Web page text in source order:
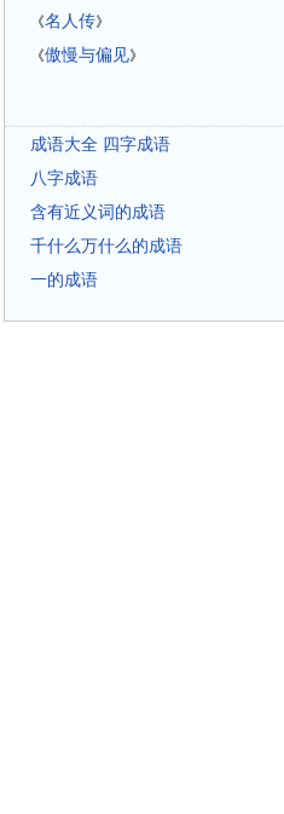
《名人传》
《傲慢与偏见》
成语大全 四字成语
八字成语
含有近义词的成语
千什么万什么的成语
一的成语